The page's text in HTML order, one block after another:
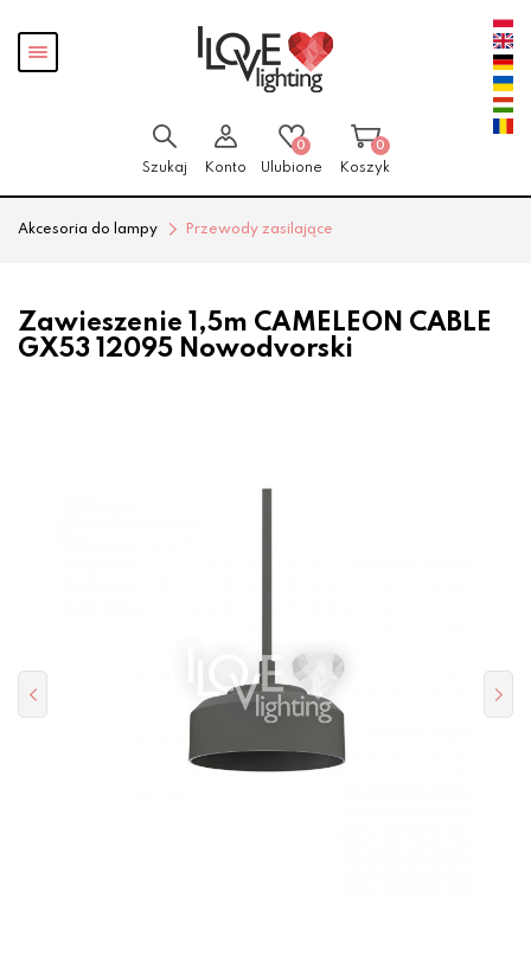
Pokaż
menu
Szukaj Konto
0
Ulubione
0
Koszyk
Akcesoria do lampy Przewody zasilające
Zawieszenie 1,5m CAMELEON CABLE
GX53 12095 Nowodvorski